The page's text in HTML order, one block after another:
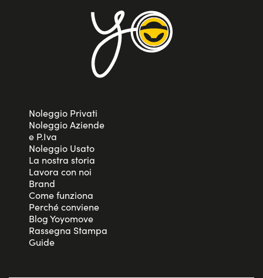
Noleggio Privati
Noleggio Aziende
e P.Iva
Noleggio Usato
La nostra storia
Lavora con noi
Brand
Come funziona
Perché conviene
Blog Yoyomove
Rassegna Stampa
Guide